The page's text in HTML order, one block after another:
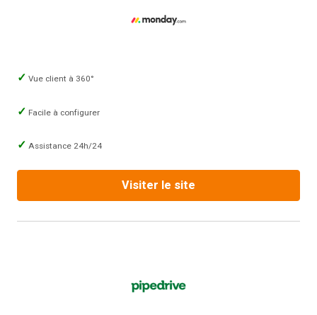
Vue client à 360°
Facile à configurer
Assistance 24h/24
Visiter le site